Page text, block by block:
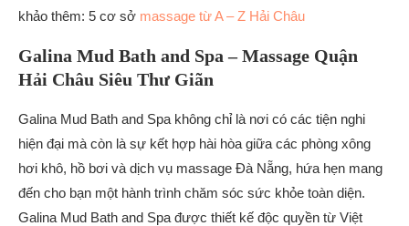
khảo thêm: 5 cơ sở massage từ A – Z Hải Châu
Galina Mud Bath and Spa – Massage Quận
Hải Châu Siêu Thư Giãn
Galina Mud Bath and Spa không chỉ là nơi có các tiện nghi
hiện đại mà còn là sự kết hợp hài hòa giữa các phòng xông
hơi khô, hồ bơi và dịch vụ massage Đà Nẵng, hứa hẹn mang
đến cho bạn một hành trình chăm sóc sức khỏe toàn diện.
Galina Mud Bath and Spa được thiết kế độc quyền từ Việt